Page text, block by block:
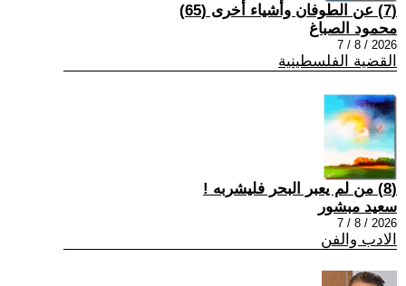
(7) عن الطوفان وأشياء أخرى (65)
محمود الصباغ
2026 / 8 / 7
القضية الفلسطينية
(8) من لم يعبر البحر فليشربه !
سعيد مبشور
2026 / 8 / 7
الادب والفن